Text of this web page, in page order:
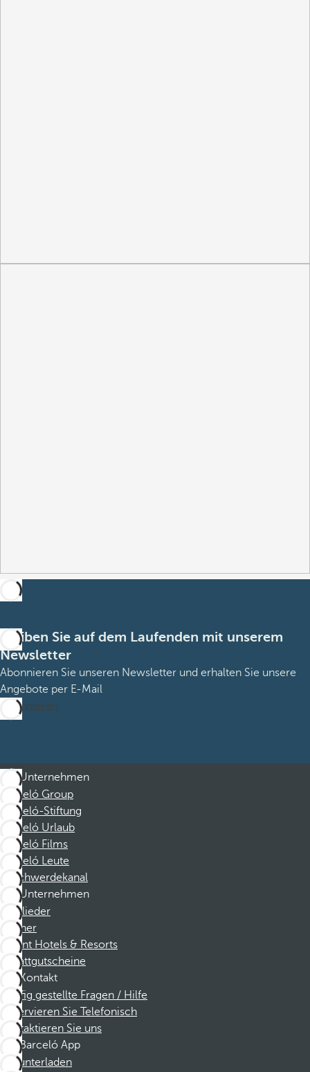
Bleiben Sie auf dem Laufenden mit unserem
Newsletter
Abonnieren Sie unseren Newsletter und erhalten Sie unsere
Angebote per E-Mail
Abonnieren
Unternehmen
Barceló Group
Barceló-Stiftung
Barceló Urlaub
Barceló Films
Barceló Leute
Beschwerdekanal
Unternehmen
Mitglieder
Partner
Dorint Hotels & Resorts
Rabattgutscheine
Kontakt
Häufig gestellte Fragen / Hilfe
Reservieren Sie Telefonisch
Kontaktieren Sie uns
Barceló App
Herunterladen